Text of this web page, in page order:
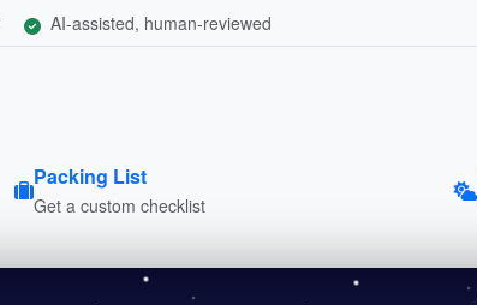
AI-assisted, human-reviewed
Packing List
Get a custom checklist